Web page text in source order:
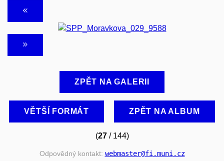
ZPĚT NA GALERII
VĚTŠÍ FORMÁT ZPĚT NA ALBUM
(27/ 144)
Odpovědný kontakt: webmaster@fi.muni.cz